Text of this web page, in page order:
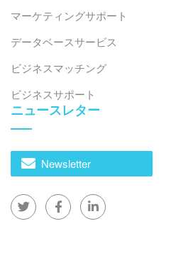
ステム、技術インフラ、市場ポジ
ローバル企業であれ、Bánh Mì
ルブランドであれ、長期的な成功
結論
長という新たな段階に入りつつあ
は依然として高いものの、成功の
卓越性、デジタルアジリティ、そ
ジショニングにあります。世界的
マーケティングサポート
データベースサービス
ビジネスマッチング
ビジネスサポート
ニュースレター
Newsletter